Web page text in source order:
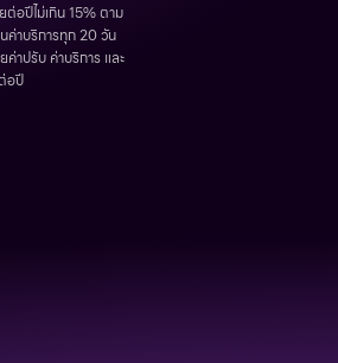
ต่อปีไม่เกิน 15% ตาม
ค่าบริการทุก 20 วัน
าปรับ ค่าบริการ และ
อปี